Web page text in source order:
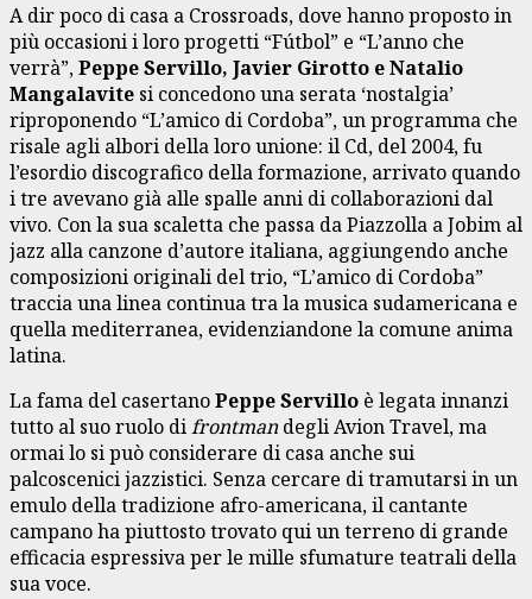
A dir poco di casa a Crossroads, dove hanno proposto in
più occasioni i loro progetti “Fútbol” e “L’anno che
verrà”,Peppe Servillo, Javier Girotto e Natalio
Mangalavite si concedono una serata ‘nostalgia’
riproponendo “L’amico di Cordoba”, un programma che
risale agli albori della loro unione: il Cd, del 2004, fu
l’esordio discografico della formazione, arrivato quando
i tre avevano già alle spalle anni di collaborazioni dal
vivo. Con la sua scaletta che passa da Piazzolla a Jobim al
jazz alla canzone d’autore italiana, aggiungendo anche
composizioni originali del trio, “L’amico di Cordoba”
traccia una linea continua tra la musica sudamericana e
quella mediterranea, evidenziandone la comune anima
latina.
La fama del casertanoPeppe Servillo è legata innanzi
tutto al suo ruolo difrontmandegli Avion Travel, ma
ormai lo si può considerare di casa anche sui
palcoscenici jazzistici. Senza cercare di tramutarsi in un
emulo della tradizione afro-americana, il cantante
campano ha piuttosto trovato qui un terreno di grande
efficacia espressiva per le mille sfumature teatrali della
sua voce.